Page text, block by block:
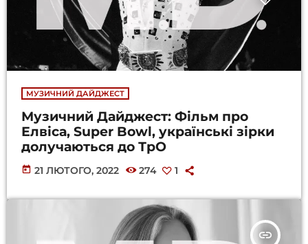
МУЗИЧНИЙ ДАЙДЖЕСТ
Музичний Дайджест: Фільм про
Елвіса, Super Bowl, українські зірки
долучаються до ТрО
today 21 ЛЮТОГО, 2022 274 1
insert_link